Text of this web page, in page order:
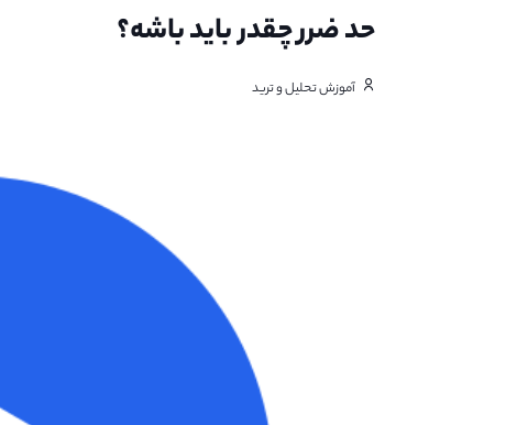
حد ضرر چقدر باید باشه؟
آموزش تحلیل و ترید